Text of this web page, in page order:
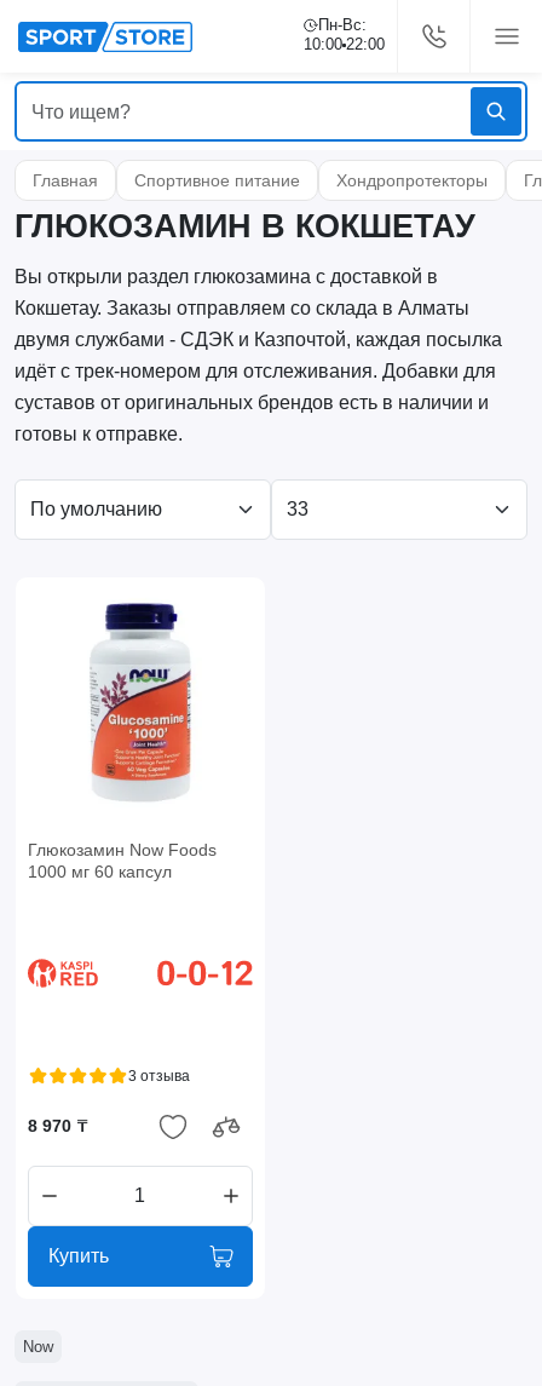
Пн-Вс:
10:00 22:00
Главная Спортивное питание Хондропротекторы
ГЛЮКОЗАМИН В КОКШЕТАУ
Вы открыли раздел глюкозамина с доставкой в
Кокшетау. Заказы отправляем со склада в Алматы
двумя службами - СДЭК и Казпочтой, каждая посылка
идёт с трек-номером для отслеживания. Добавки для
суставов от оригинальных брендов есть в наличии и
готовы к отправке.
Глюкозамин Now Foods
1000 мг 60 капсул
3 отзыва
8 970 ₸
Купить
Now